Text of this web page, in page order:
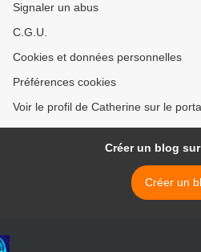
Signaler un abus
C.G.U.
Cookies et données personnelles
Préférences cookies
Voir le profil de Catherine sur le
Créer un blog
Créer un